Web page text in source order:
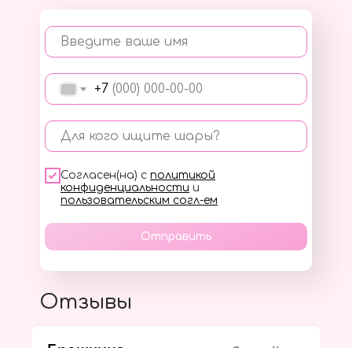
Введите ваше имя
+7
Для кого ищите шары?
Согласен(на) с политикой
конфиденциальности и
пользовательским согл-ем
Отправить
Отзывы